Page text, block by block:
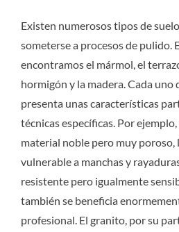
Existen numerosos tipos de
someterse a procesos de pulido.
encontramos el mármol, el
hormigón y la madera. Cada uno
presenta unas características
técnicas específicas. Por
material noble pero muy poroso,
vulnerable a manchas y
resistente pero igualmente
también se beneficia
profesional. El granito, por su